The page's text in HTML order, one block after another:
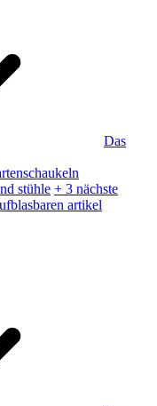
Das
stühle + 3 nächste
artikel